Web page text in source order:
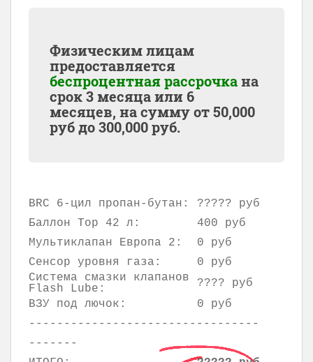
Физическим лицам
предоставляется
беспроцентная рассрочкана
срок 3 месяца или 6
месяцев, на сумму от50,000
руб до300,000руб.
BRC 6-цил пропан-бутан:
????? руб
Баллон Тор 42 л:
400 руб
Мультиклапан Европа 2:
0 руб
Сенсор уровня газа:
0 руб
Система смазки клапанов
Flash Lube:
???? руб
ВЗУ под лючок:
0 руб
---------------------------------
-------